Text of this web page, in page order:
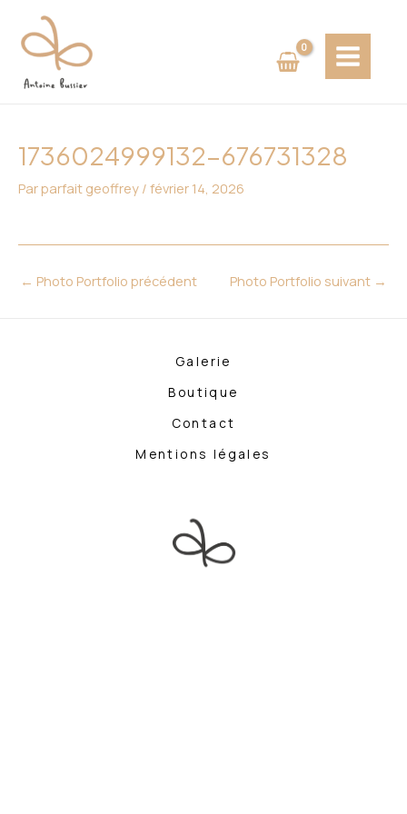
contenu
MENU
1736024999132-676731328
Parparfait geoffrey / février 14, 2026
des
articles
← Photo Portfolio précédent Photo Portfolio suivant →
Galerie
Boutique
Contact
Mentions légales